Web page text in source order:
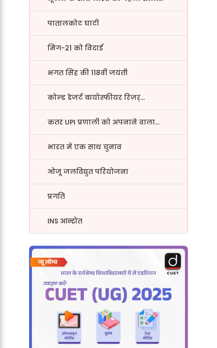
पातालकोट घाटी
मिग-21 को विदाई
भगत सिंह की 118वीं जयंती
कोल्ड डेजर्ट बायोस्फीयर रिज़र्...
कतर UPI प्रणाली को अपनाने वाला...
भारत में एक साथ चुनाव
ओजू जलविद्युत परियोजना
प्रगति
INS आन्द्रोत